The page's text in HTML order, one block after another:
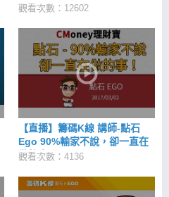
觀看次數：12602
【直播】籌碼K線 講師-點石
Ego 90%輸家不說，卻一直在
做的事！20170302
觀看次數：4136